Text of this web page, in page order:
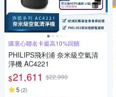
購衷心聯名卡最高10%回饋
PHILIPS飛利浦 奈米級空氣清
淨機 AC4221
$21,611 $22,990
5 (2)